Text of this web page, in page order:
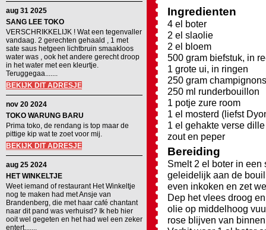
aug 31 2025
SANG LEE TOKO
VERSCHRIKKELIJK ! Wat een tegenvaller
vandaag. 2 gerechten gehaald , 1 met
sate saus hetgeen lichtbruin smaakloos
water was , ook het andere gerecht droop
in het water met een kleurtje.
Teruggegaa.......
BEKIJK DIT ADRESJE
nov 20 2024
TOKO WARUNG BARU
Prima toko, de rendang is top maar de
pittige kip wat te zoet voor mij.
BEKIJK DIT ADRESJE
aug 25 2024
HET WINKELTJE
Weet iemand of restaurant Het Winkeltje
nog te maken had met Ansje van
Brandenberg, die met haar café chantant
naar dit pand was verhuisd? Ik heb hier
ooit wel gegeten en het had wel een zeker
entert.......
Ingredienten
4 el boter
2 el slaolie
2 el bloem
500 gram biefstuk, in
1 grote ui, in ringen
250 gram
250 ml runderbouillon
1 potje zure room
1 el mosterd (liefst
1 el gehakte verse
zout en peper
Bereiding
Smelt 2 el boter in
geleidelijk aan de
even inkoken en zet
Dep het vlees droog
olie op middelhoog
rose blijven van